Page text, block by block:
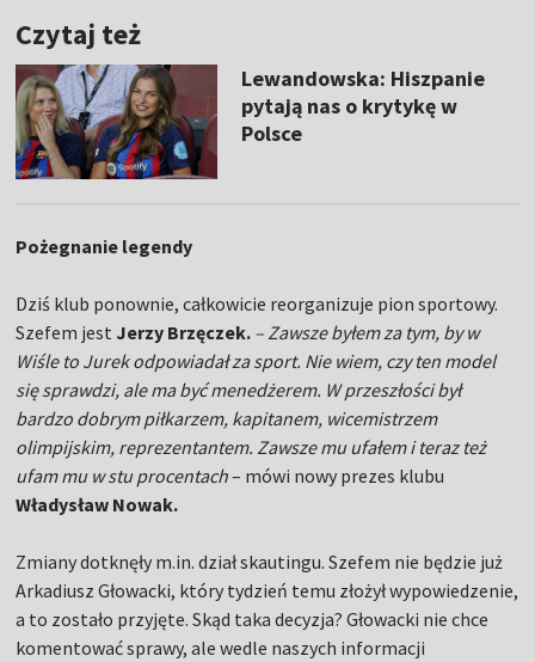
Czytaj też
Lewandowska: Hiszpanie
pytają nas o krytykę w
Polsce
Pożegnanie legendy
Dziś klub ponownie, całkowicie reorganizuje pion sportowy.
Szefem jest Jerzy Brzęczek. – Zawsze byłem za tym, by w
Wiśle to Jurek odpowiadał za sport. Nie wiem, czy ten model
się sprawdzi, ale ma być menedżerem. W przeszłości był
bardzo dobrym piłkarzem, kapitanem, wicemistrzem
olimpijskim, reprezentantem. Zawsze mu ufałem i teraz też
ufam mu w stu procentach– mówi nowy prezes klubu
Władysław Nowak.
Zmiany dotknęły m.in. dział skautingu. Szefem nie będzie już
Arkadiusz Głowacki, który tydzień temu złożył wypowiedzenie,
a to zostało przyjęte. Skąd taka decyzja? Głowacki nie chce
komentować sprawy, ale wedle naszych informacji